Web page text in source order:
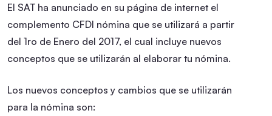
El SAT ha anunciado en su página de internet el
complemento CFDI nómina que se utilizará a partir
del 1ro de Enero del 2017, el cual incluye nuevos
conceptos que se utilizarán al elaborar tu nómina.
Los nuevos conceptos y cambios que se utilizarán
para la nómina son: